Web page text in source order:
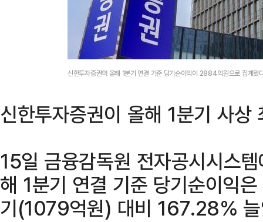
신한투자증권의 올해 1분기 연결 기준 당기순이익이 2884억원으로 집계
신한투자증권이 올해 1분기 사
15일 금융감독원 전자공시시스
해 1분기 연결 기준 당기순이익
기(1079억원) 대비 167.28%